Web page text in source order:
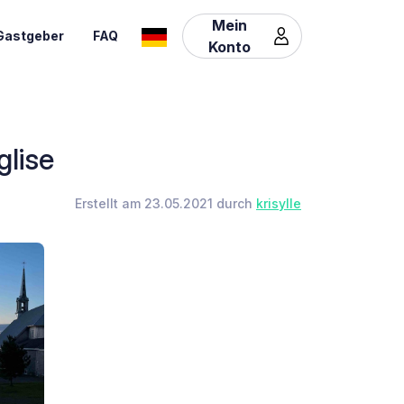
FAQ
Mein
Konto
Erstellt am 23.05.2021 durch krisylle